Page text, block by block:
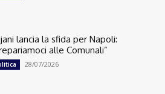
lancia la sfida per Napoli:
alle Comunali”
28/07/2026